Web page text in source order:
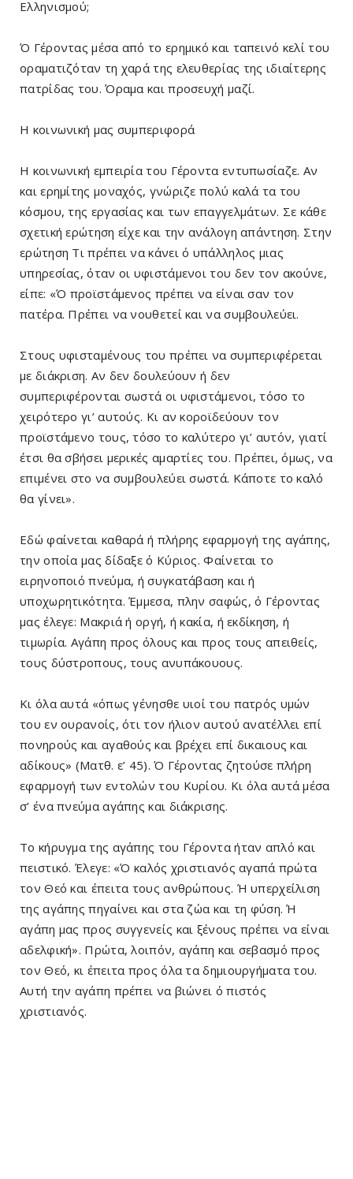
Ελληνισμού;
Ό Γέροντας μέσα από το ερημικό και ταπεινό κελί του
οραματιζόταν τη χαρά της ελευθερίας της ιδιαίτερης
πατρίδας του. Όραμα και προσευχή μαζί.
Η κοινωνική μας συμπεριφορά
Η κοινωνική εμπειρία του Γέροντα εντυπωσίαζε. Αν
και ερημίτης μοναχός, γνώριζε πολύ καλά τα του
κόσμου, της εργασίας και των επαγγελμάτων. Σε κάθε
σχετική ερώτηση είχε και την ανάλογη απάντηση. Στην
ερώτηση Τι πρέπει να κάνει ό υπάλληλος μιας
υπηρεσίας, όταν οι υφιστάμενοι του δεν τον ακούνε,
είπε: «Ό προϊστάμενος πρέπει να είναι σαν τον
πατέρα. Πρέπει να νουθετεί και να συμβουλεύει.
Στους υφισταμένους του πρέπει να συμπεριφέρεται
με διάκριση. Αν δεν δουλεύουν ή δεν
συμπεριφέρονται σωστά οι υφιστάμενοι, τόσο το
χειρότερο γι’ αυτούς. Κι αν κοροϊδεύουν τον
προϊστάμενο τους, τόσο το καλύτερο γι’ αυτόν, γιατί
έτσι θα σβήσει μερικές αμαρτίες του. Πρέπει, όμως, να
επιμένει στο να συμβουλεύει σωστά. Κάποτε το καλό
θα γίνει».
Εδώ φαίνεται καθαρά ή πλήρης εφαρμογή της αγάπης,
την οποία μας δίδαξε ό Κύριος. Φαίνεται το
ειρηνοποιό πνεύμα, ή συγκατάβαση και ή
υποχωρητικότητα. Έμμεσα, πλην σαφώς, ό Γέροντας
μας έλεγε: Μακριά ή οργή, ή κακία, ή εκδίκηση, ή
τιμωρία. Αγάπη προς όλους και προς τους απειθείς,
τους δύστροπους, τους ανυπάκουους.
Κι όλα αυτά «όπως γένησθε υιοί του πατρός υμών
του εν ουρανοίς, ότι τον ήλιον αυτού ανατέλλει επί
πονηρούς και αγαθούς και βρέχει επί δικαιους και
αδίκους» (Ματθ. ε’ 45). Ό Γέροντας ζητούσε πλήρη
εφαρμογή των εντολών του Κυρίου. Κι όλα αυτά μέσα
σ’ ένα πνεύμα αγάπης και διάκρισης.
Το κήρυγμα της αγάπης του Γέροντα ήταν απλό και
πειστικό. Έλεγε: «Ό καλός χριστιανός αγαπά πρώτα
τον Θεό και έπειτα τους ανθρώπους. Ή υπερχείλιση
της αγάπης πηγαίνει και στα ζώα και τη φύση. Ή
αγάπη μας προς συγγενείς και ξένους πρέπει να είναι
αδελφική». Πρώτα, λοιπόν, αγάπη και σεβασμό προς
τον Θεό, κι έπειτα προς όλα τα δημιουργήματα του.
Αυτή την αγάπη πρέπει να βιώνει ό πιστός
χριστιανός.